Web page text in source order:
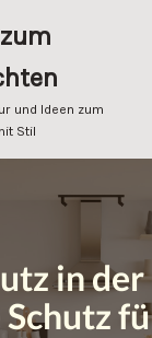
und Ideen zum
Stil
in der